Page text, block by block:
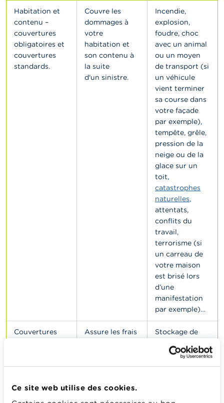
Ce site web utilise des cookies.
Habitation et
contenu –
couvertures
obligatoires et
couvertures
standards.
Couvre les
dommages à
votre
habitation et
son contenu à
la suite
d'un sinistre.
Incendie,
explosion,
foudre, choc
avec un animal
ou un moyen
de transport (si
un véhicule
vient terminer
sa course dans
votre façade
par exemple),
tempête, grêle,
pression de la
neige ou de la
glace sur un
toit,
catastrophes
naturelles,
attentats,
conflits du
travail,
terrorisme (si
un carreau de
votre maison
est brisé lors
d’une
manifestation
par exemple)…
Couvertures
sinistre.
Assure les frais
raison du
Stockage de
réparations
dans l’attente